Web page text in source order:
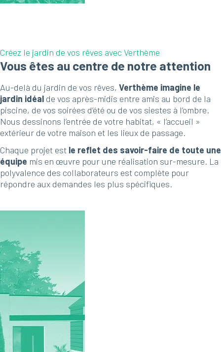
Créez le jardin de vos rêves avec Verthème
Vous êtes au centre de notre attention
Au-delà du jardin de vos rêves, Verthème imagine le
jardin idéal de vos après-midis entre amis au bord de la
piscine, de vos soirées d’été ou de vos siestes à l’ombre.
Nous dessinons l’entrée de votre habitat, « l’accueil »
extérieur de votre maison et les lieux de passage.
Chaque projet est le reflet des savoir-faire de toute une
équipe mis en œuvre pour une réalisation sur-mesure. La
polyvalence des collaborateurs est complète pour
répondre aux demandes les plus spécifiques.